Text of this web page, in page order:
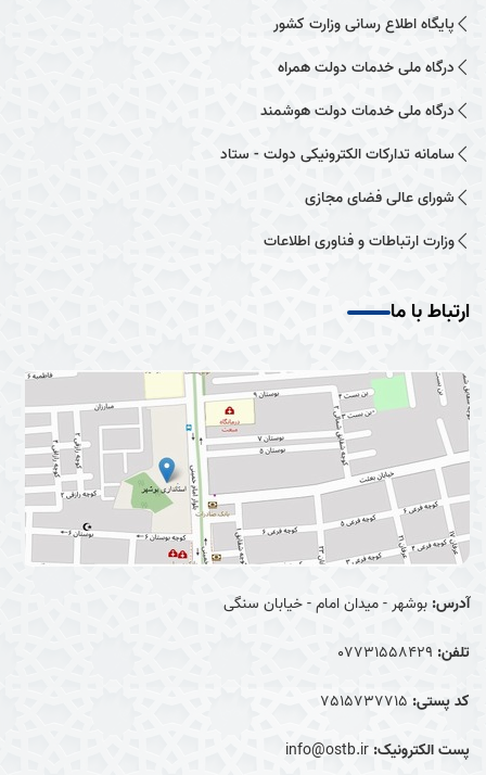
پایگاه اطلاع رسانی وزارت کشور
درگاه ملی خدمات دولت همراه
درگاه ملی خدمات دولت هوشمند
سامانه تدارکات الکترونیکی دولت - ستاد
شورای عالی فضای مجازی
وزارت ارتباطات و فناوری اطلاعات
ارتباط با ما
آدرس: بوشهر - میدان امام - خیابان سنگی
تلفن: 07731558429
کد پستی: 7515737715
پست الکترونیک: info@ostb.ir